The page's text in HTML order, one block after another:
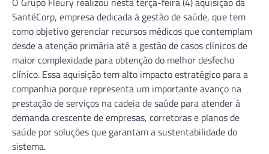
SantéCorp, empresa dedicada à gestão de saúde, que tem
como objetivo gerenciar recursos médicos que contemplam
desde a atenção primária até a gestão de casos clínicos de
maior complexidade para obtenção do melhor desfecho
clínico. Essa aquisição tem alto impacto estratégico para a
companhia porque representa um importante avanço na
prestação de serviços na cadeia de saúde para atender à
demanda crescente de empresas, corretoras e planos de
saúde por soluções que garantam a sustentabilidade do
sistema.